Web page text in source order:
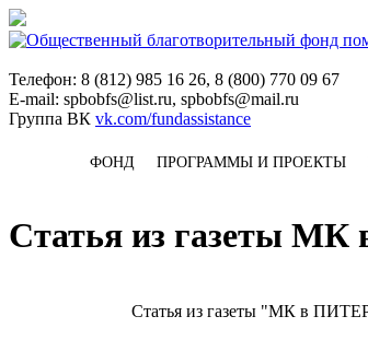
Телефон: 8 (812) 985 16 26, 8 (800) 770 09 67
E-mail: spbobfs@list.ru, spbobfs@mail.ru
Группа ВК vk.com/fundassistance
ФОНД ПРОГРАММЫ И ПРОЕКТЫ
Статья из газеты
Статья из газеты "МК в